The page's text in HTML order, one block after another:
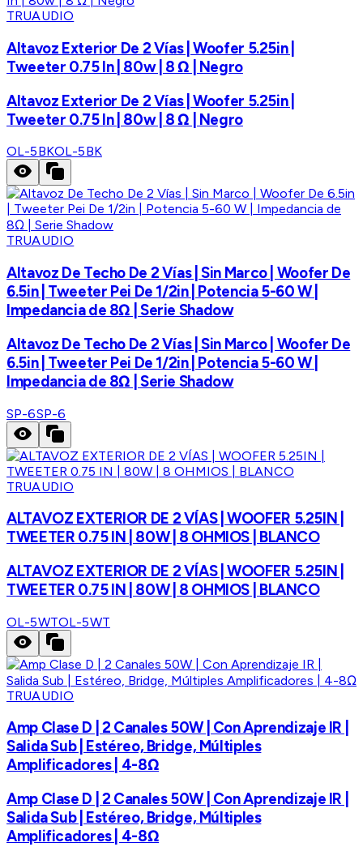
TRUAUDIO
Altavoz Exterior De 2 Vías | Woofer 5.25in |
Tweeter 0.75 In | 80w | 8 Ω | Negro
Altavoz Exterior De 2 Vías | Woofer 5.25in |
Tweeter 0.75 In | 80w | 8 Ω | Negro
OL-5BKOL-5BK
TRUAUDIO
Altavoz De Techo De 2 Vías | Sin Marco | Woofer De
6.5in | Tweeter Pei De 1/2in | Potencia 5-60 W |
Impedancia de 8Ω | Serie Shadow
Altavoz De Techo De 2 Vías | Sin Marco | Woofer De
6.5in | Tweeter Pei De 1/2in | Potencia 5-60 W |
Impedancia de 8Ω | Serie Shadow
SP-6SP-6
TRUAUDIO
ALTAVOZ EXTERIOR DE 2 VÍAS | WOOFER 5.25IN |
TWEETER 0.75 IN | 80W | 8 OHMIOS | BLANCO
ALTAVOZ EXTERIOR DE 2 VÍAS | WOOFER 5.25IN |
TWEETER 0.75 IN | 80W | 8 OHMIOS | BLANCO
OL-5WTOL-5WT
TRUAUDIO
Amp Clase D | 2 Canales 50W | Con Aprendizaje IR |
Salida Sub | Estéreo, Bridge, Múltiples
Amplificadores | 4-8Ω
Amp Clase D | 2 Canales 50W | Con Aprendizaje IR |
Salida Sub | Estéreo, Bridge, Múltiples
Amplificadores | 4-8Ω